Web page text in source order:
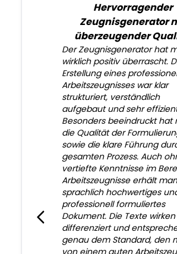
Hervorragender
Zeugnisgenerator
überzeugender
Der Zeugnisgenerator hat
wirklich positiv überrascht.
Erstellung eines
Arbeitszeugnisses war klar
strukturiert, verständlich
aufgebaut und sehr
Besonders beeindruckt hat
die Qualität der
sowie die klare Führung
gesamten Prozess. Auch
vertiefte Kenntnisse im
Arbeitszeugnisse erhält
sprachlich hochwertiges
professionell formuliertes
Dokument. Die Texte wirken
differenziert und
genau dem Standard, den